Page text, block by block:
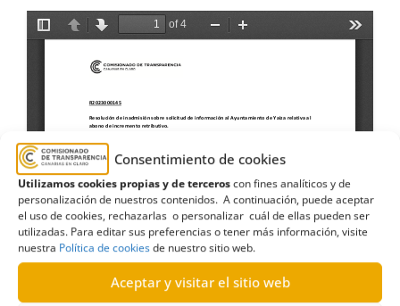
Consentimiento de cookies
Utilizamos cookies propias y de terceroscon fines analíticos y de
personalización de nuestros contenidos. A continuación, puede aceptar
el uso de cookies, rechazarlas o personalizar cuál de ellas pueden ser
utilizadas. Para editar sus preferencias o tener más información, visite
nuestra Política de cookiesde nuestro sitio web.
Aceptar y visitar el sitio web